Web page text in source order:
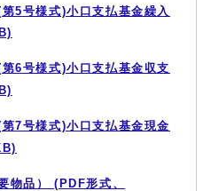
5号様式)小口支払基金繰入
6号様式)小口支払基金収支
7号様式)小口支払基金現金
物品） (PDF形式、